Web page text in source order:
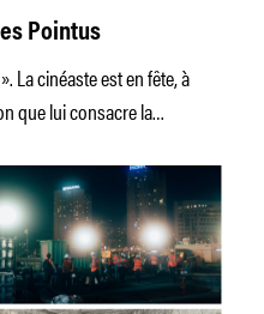
Pointus
La cinéaste est en fête, à
que lui consacre la